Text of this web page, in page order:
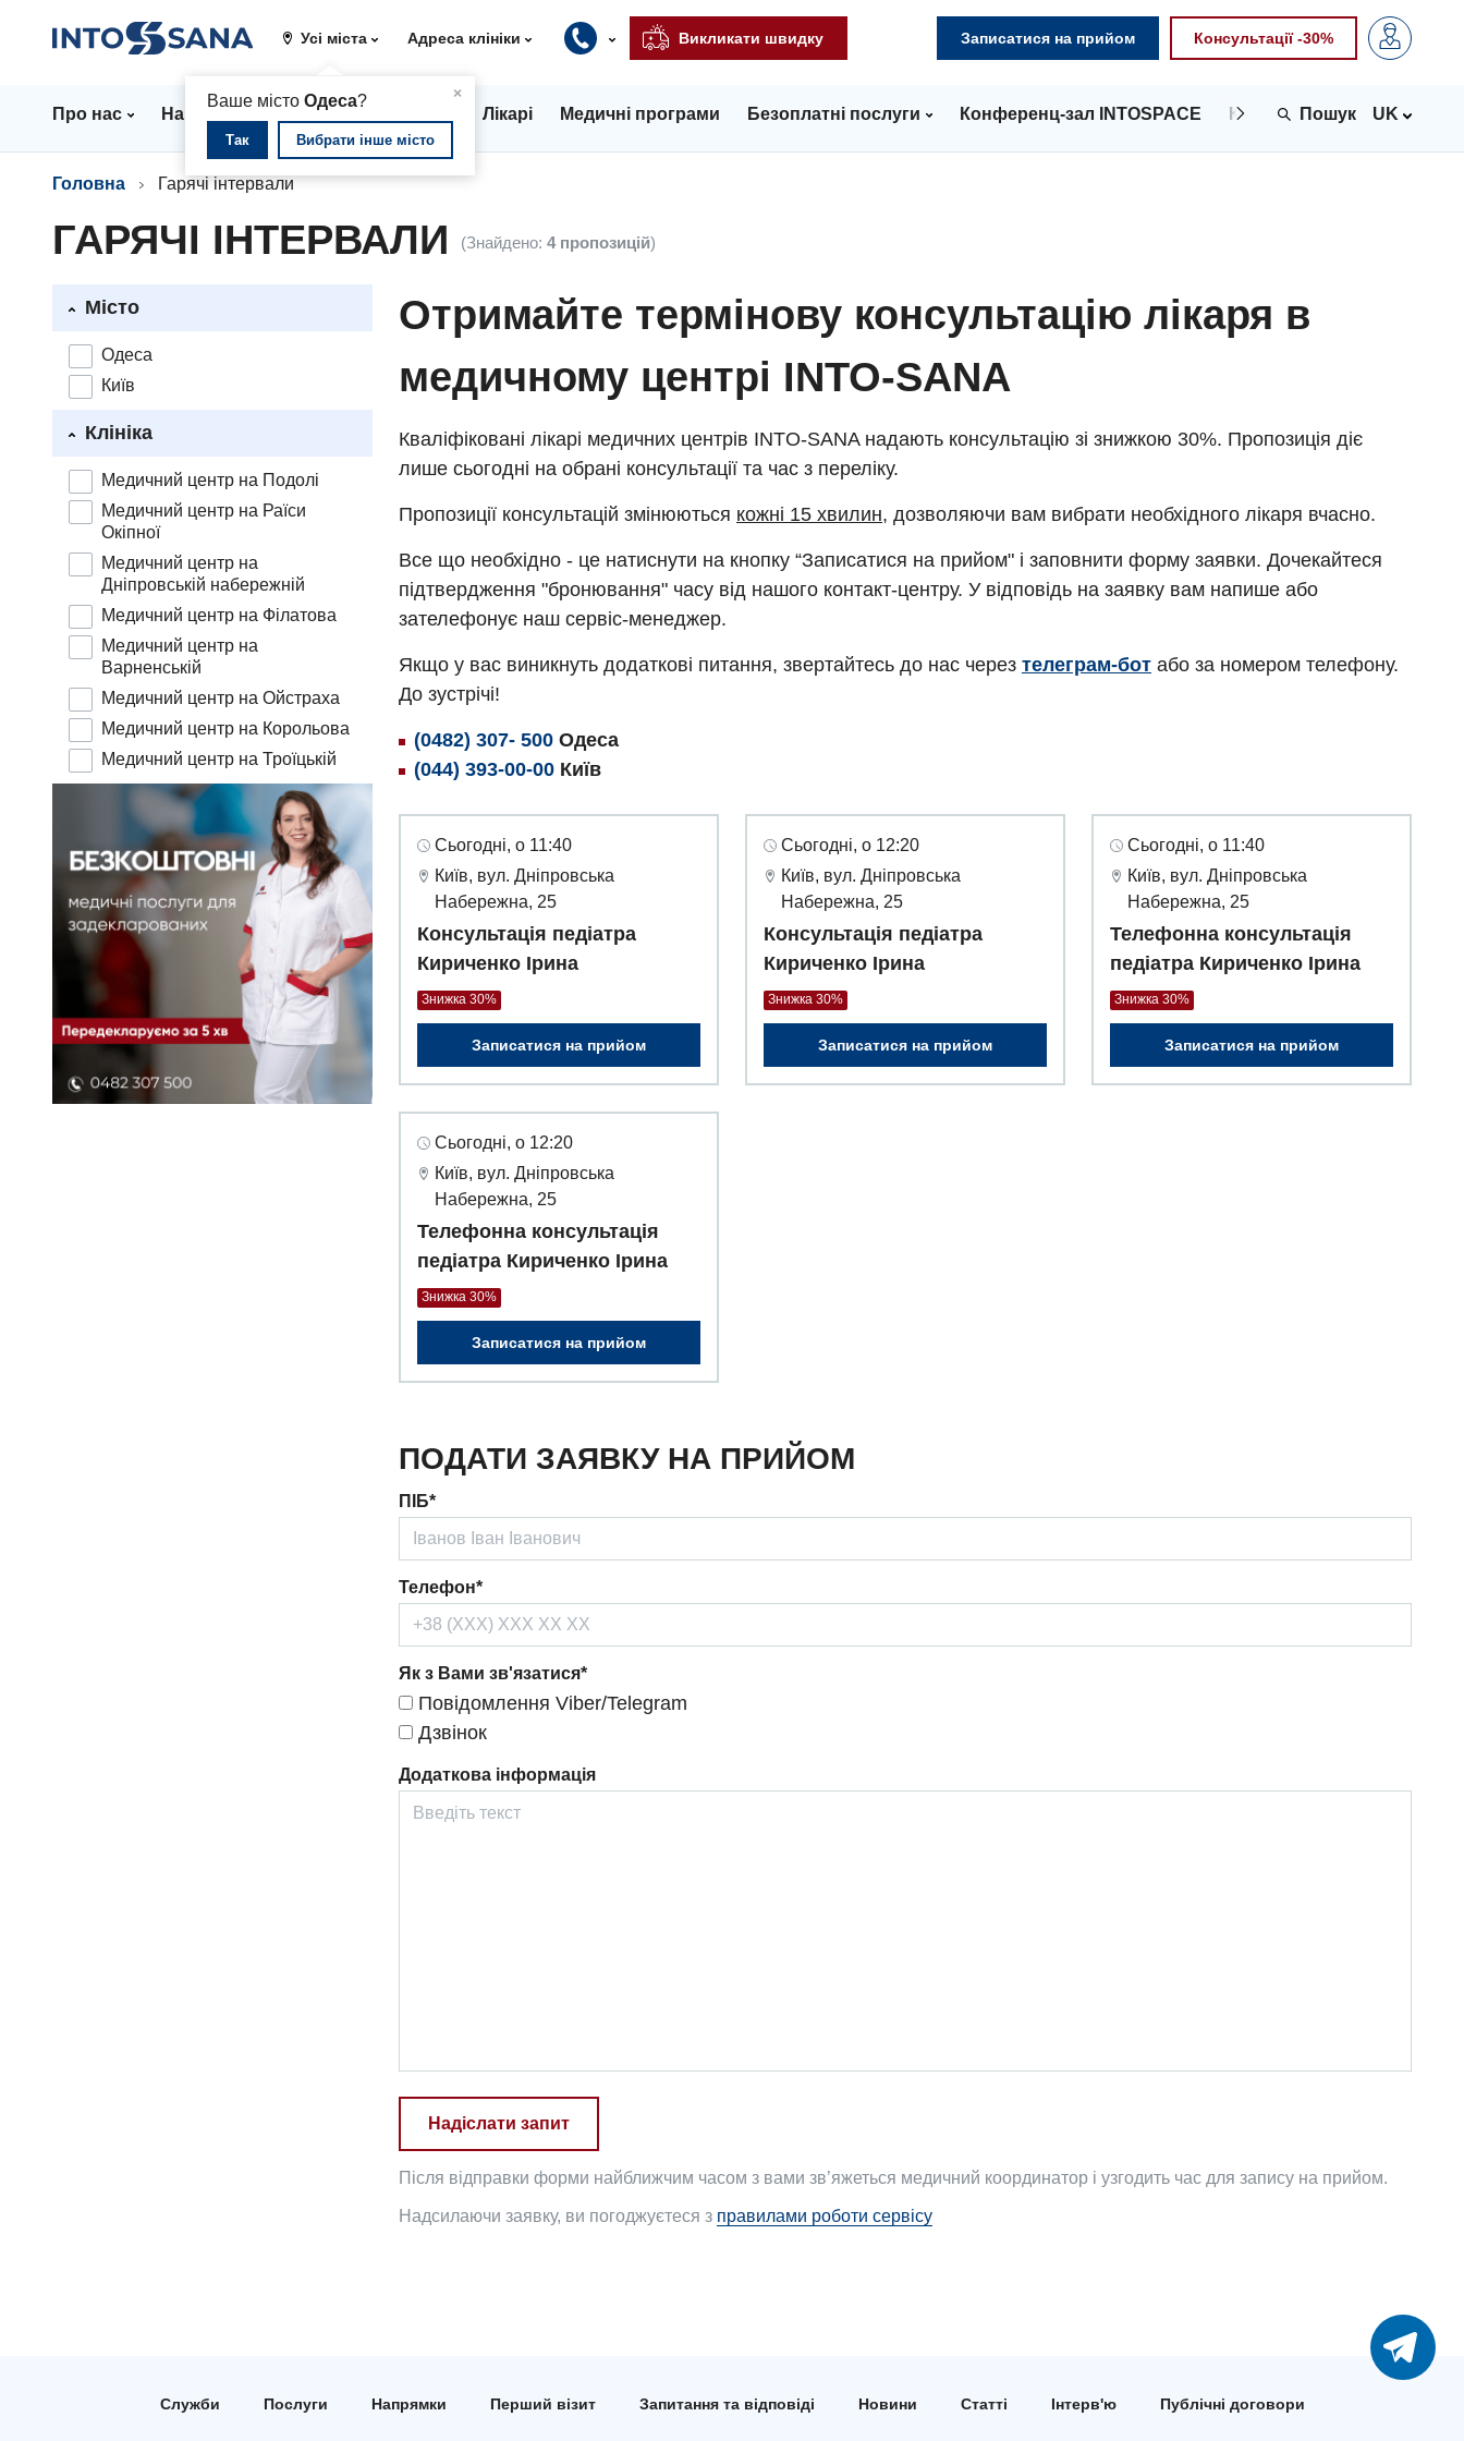
Усі міста
×
Ваше місто Одеса?
Так Вибрати інше місто
Адреса клініки Викликати швидку Записатися на прийом Консультації -30%
Про нас Напрямки Стаціонар Лікарі Медичні програми Безоплатні послуги Конференц-зал INTOSPACE Контакти UK
Головна Гарячі інтервали
ГАРЯЧІ ІНТЕРВАЛИ (Знайдено: 4 пропозицій)
Місто
Одеса
Київ
Клініка
Медичний центр на Подолі
Медичний центр на Раїси
Окіпної
Медичний центр на
Дніпровській набережній
Медичний центр на Філатова
Медичний центр на
Варненській
Медичний центр на Ойстраха
Медичний центр на Корольова
Медичний центр на Троїцькій
Отримайте термінову консультацію лікаря в
медичному центрі INTO-SANA
Кваліфіковані лікарі медичних центрів INTO-SANA надають консультацію зі знижкою 30%. Пропозиція діє
лише сьогодні на обрані консультації та час з переліку.
Пропозиції консультацій змінюються кожні 15 хвилин, дозволяючи вам вибрати необхідного лікаря вчасно.
Все що необхідно - це натиснути на кнопку “Записатися на прийом" і заповнити форму заявки. Дочекайтеся
підтвердження "бронювання" часу від нашого контакт-центру. У відповідь на заявку вам напише або
зателефонує наш сервіс-менеджер.
Якщо у вас виникнуть додаткові питання, звертайтесь до нас через телеграм-бот або за номером телефону.
До зустрічі!
(0482) 307- 500 Одеса
(044) 393-00-00 Київ
Сьогодні, о 11:40
Київ, вул. Дніпровська
Набережна, 25
Консультація педіатра
Кириченко Ірина
Знижка 30%
Записатися на прийом
Сьогодні, о 12:20
Київ, вул. Дніпровська
Набережна, 25
Консультація педіатра
Кириченко Ірина
Знижка 30%
Записатися на прийом
Сьогодні, о 11:40
Київ, вул. Дніпровська
Набережна, 25
Телефонна консультація
педіатра Кириченко Ірина
Знижка 30%
Записатися на прийом
Сьогодні, о 12:20
Київ, вул. Дніпровська
Набережна, 25
Телефонна консультація
педіатра Кириченко Ірина
Знижка 30%
Записатися на прийом
ПОДАТИ ЗАЯВКУ НА ПРИЙОМ
ПІБ*
Телефон*
Як з Вами зв'язатися*
Повідомлення Viber/Telegram
Дзвінок
Додаткова інформація
Надіслати запит
Після відправки форми найближчим часом з вами зв’яжеться медичний координатор і узгодить час для запису на прийом.
Надсилаючи заявку, ви погоджуєтеся з правилами роботи сервісу
Служби Послуги Напрямки Перший візит Запитання та відповіді Новини Статті Інтерв'ю Публічні договори